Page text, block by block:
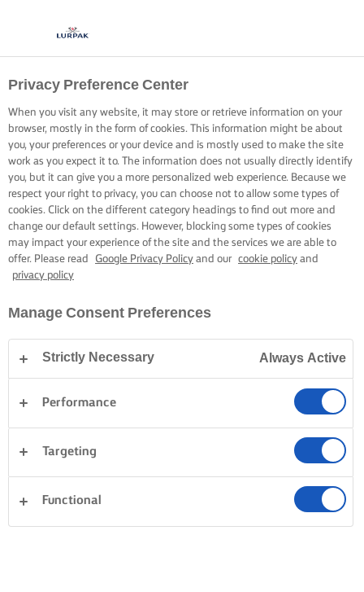
Privacy Preference Center
When you visit any website, it may store or retrieve information on your
browser, mostly in the form of cookies. This information might be about
you, your preferences or your device and is mostly used to make the site
work as you expect it to. The information does not usually directly identify
you, but it can give you a more personalized web experience. Because we
respect your right to privacy, you can choose not to allow some types of
cookies. Click on the different category headings to find out more and
change our default settings. However, blocking some types of cookies
may impact your experience of the site and the services we are able to
offer. Please read
Google Privacy Policy and our cookie policy and
privacy policy
Manage Consent Preferences
Strictly Necessary Always Active
Performance
Targeting
Functional